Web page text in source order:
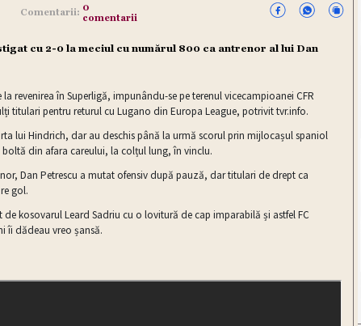
Comentarii:
0
comentarii
cu 2-0 la meciul cu numărul 800 ca antrenor al lui Dan
revenirea în Superligă, impunându-se pe terenul vicecampioanei CFR
titulari pentru returul cu Lugano din Europa League, potrivittvr.info.
lui Hindrich, dar au deschis până la urmă scorul prin mijlocașul spaniol
boltă din afara careului, la colțul lung, în vinclu.
Dan Petrescu a mutat ofensiv după pauză, dar titulari de drept ca
gol.
kosovarul Leard Sadriu cu o lovitură de cap imparabilă și astfel FC
îi dădeau vreo șansă.